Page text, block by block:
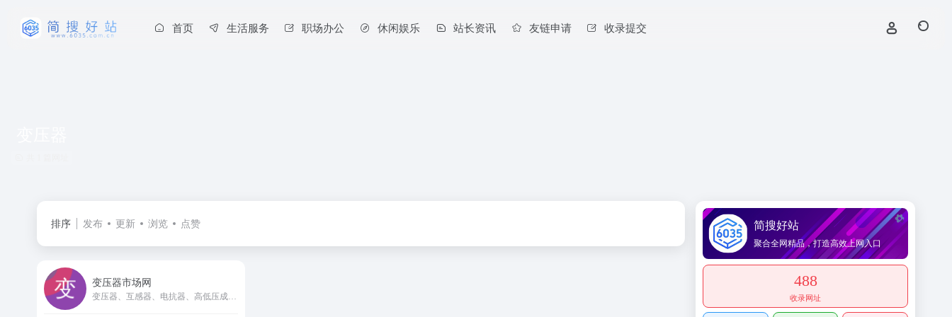
首页 生活服务 职场办公 休闲娱乐 站长资讯 友链申请 收录提交
排序 发布 更新 浏览 点赞
变压器市场网
简搜好站
聚合全网精品，打造高效上网入口
488
收录网址